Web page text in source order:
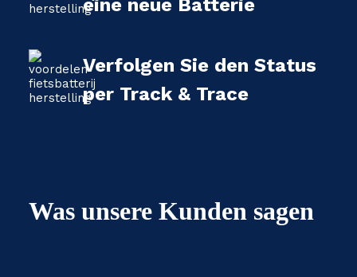
eine neue Batterie
Verfolgen Sie den Status
per Track & Trace
Was unsere Kunden sagen